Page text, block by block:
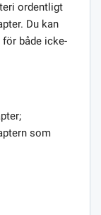
ordentligt
Du kan
både icke-
som